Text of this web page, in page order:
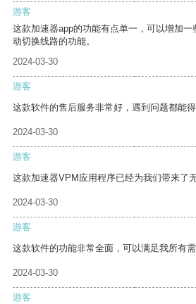
游客
这款加速器app的功能有点单一，可以增加一
动切换线路的功能。
2024-03-30
游客
这款软件的售后服务非常好，遇到问题都能得
2024-03-30
游客
这款加速器VPM应用程序已经为我们带来了
2024-03-30
游客
这款软件的功能非常全面，可以满足我所有需
2024-03-30
游客